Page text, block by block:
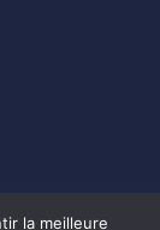
la meilleure